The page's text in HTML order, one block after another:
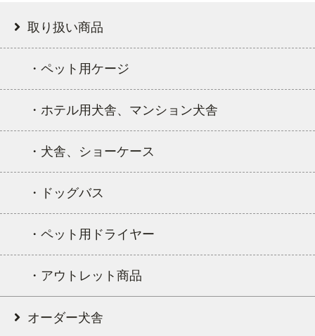
取り扱い商品
・ペット用ケージ
・ホテル用犬舎、マンション犬舎
・犬舎、ショーケース
・ドッグバス
・ペット用ドライヤー
・アウトレット商品
オーダー犬舎